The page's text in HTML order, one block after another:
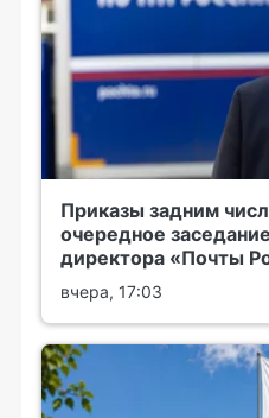
Приказы задним
очередное
директора «Почты
вчера, 17:03